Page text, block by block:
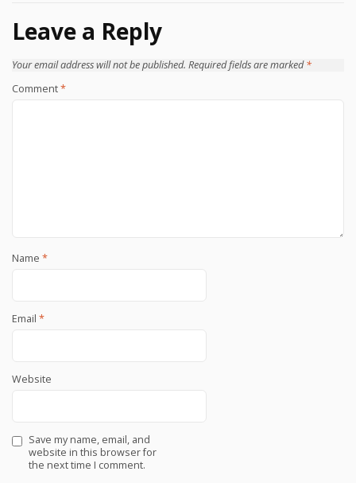
Leave a Reply
Your email address will not be published. Required fields are marked*
Comment*
Name *
Email *
Website
Save my name, email, and
website in this browser for
the next time I comment.